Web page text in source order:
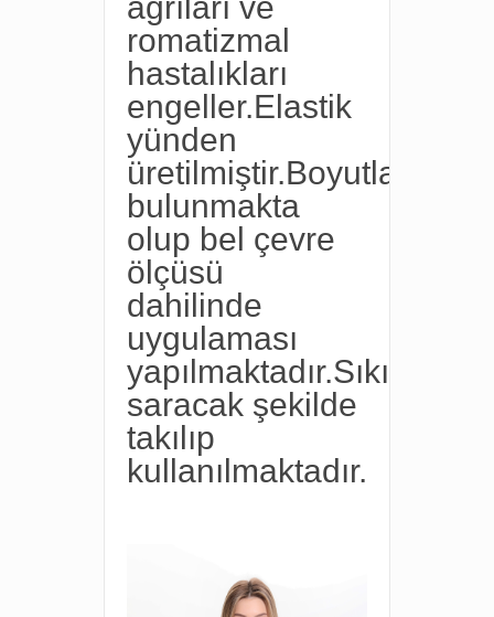
romatizmal
hastalıkları
engeller.Elastik
yünden
üretilmiştir.Boyutları
bulunmakta
olup bel çevre
ölçüsü
dahilinde
uygulaması
yapılmaktadır.Sıkı
saracak şekilde
takılıp
kullanılmaktadır.